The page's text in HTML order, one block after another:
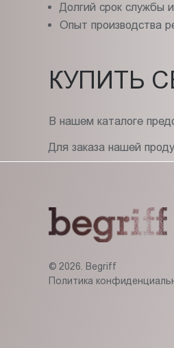
Долгий срок службы
Опыт производства
КУПИТЬ
В нашем каталоге
Для заказа нашей
© 2026. Begriff
Политика